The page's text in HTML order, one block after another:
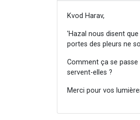
Kvod Harav,
'Hazal nous disent
portes des pleurs ne
Comment ça se
servent-elles ?
Merci pour vos